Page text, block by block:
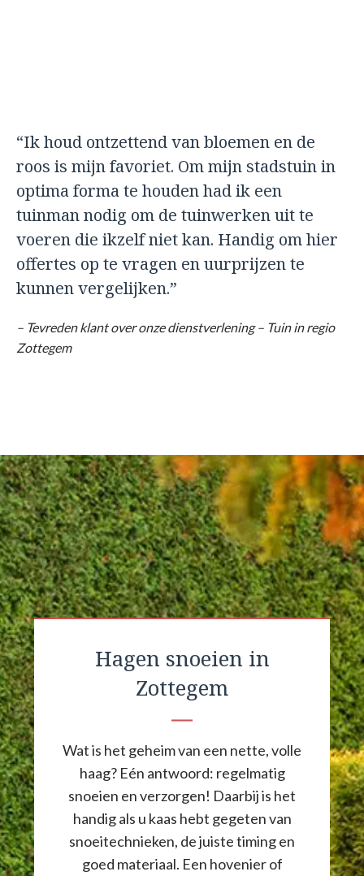
“Ik houd ontzettend van bloemen en de
roos is mijn favoriet. Om mijn stadstuin in
optima forma te houden had ik een
tuinman nodig om de tuinwerken uit te
voeren die ikzelf niet kan. Handig om hier
offertes op te vragen en uurprijzen te
kunnen vergelijken.”
– Tevreden klant over onze dienstverlening – Tuin in regio
Zottegem
Hagen snoeien in
Zottegem
Wat is het geheim van een nette, volle
haag? Eén antwoord: regelmatig
snoeien en verzorgen! Daarbij is het
handig als u kaas hebt gegeten van
snoeitechnieken, de juiste timing en
goed materiaal. Een hovenier of